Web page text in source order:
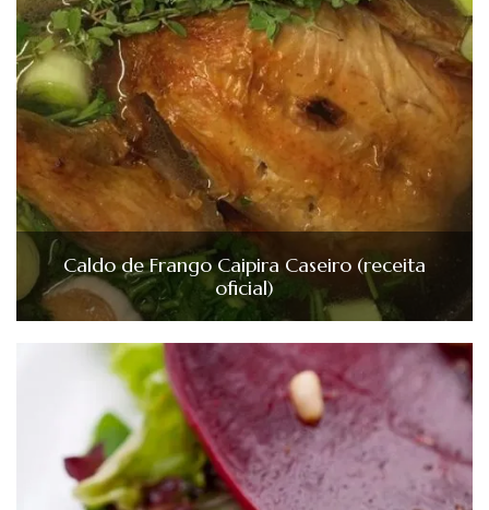
Caldo de Frango Caipira Caseiro (receita
oficial)